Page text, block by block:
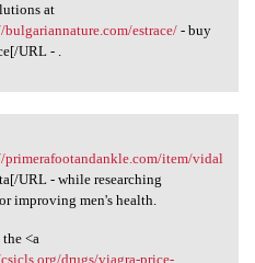
at
estrace/- buy
URL - .
[URL=https:/
primerafootandankle.com/item/vidal
URL - while researching
improving men's health.
<a
drugs/viagra-price-